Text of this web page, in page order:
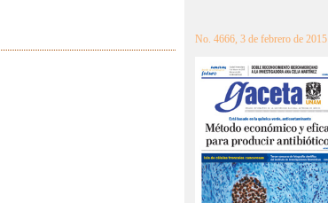
No. 4666, 3 de febrero de 2015